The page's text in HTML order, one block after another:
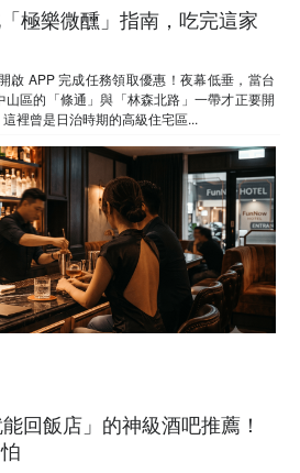
極樂微醺」指南，吃完這家
啟 APP 完成任務領取優惠！夜幕低垂，當台
區的「條通」與「林森北路」一帶才正要開
裡曾是日治時期的高級住宅區...
回飯店」的神級酒吧推薦！